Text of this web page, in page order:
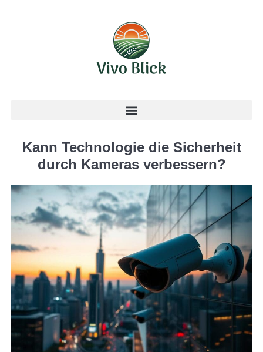
Kann Technologie die Sicherheit
durch Kameras verbessern?